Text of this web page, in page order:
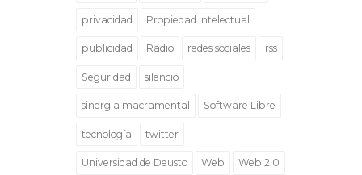
privacidad Propiedad Intelectual
publicidad Radio redes sociales rss
Seguridad silencio
sinergia macramental Software Libre
tecnología twitter
Universidad de Deusto Web Web 2.0